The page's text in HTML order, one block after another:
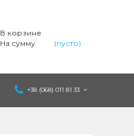
В корзине
На сумму
(пусто)
+38 (068) 011 81 33